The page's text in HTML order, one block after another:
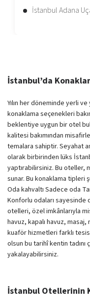
İstanbul Adana
İstanbul’da
Yılın her döneminde yerli
konaklama seçenekleri
beklentiye uygun bir otel
kalitesi bakımından
temalara sahiptir. Seyahat
olarak birbirinden lüks
yaptırabilirsiniz. Bu oteller,
sunar. Bu konaklama tipleri
Oda kahvaltı Sadece oda
Konforlu odaları sayesinde
otelleri, özel imkânlarıyla
havuz, kapalı havuz,
kuaför hizmetleri farklı
olsun bu tarihî kentin tadını
yakalayabilirsiniz.
İstanbul Otellerinin